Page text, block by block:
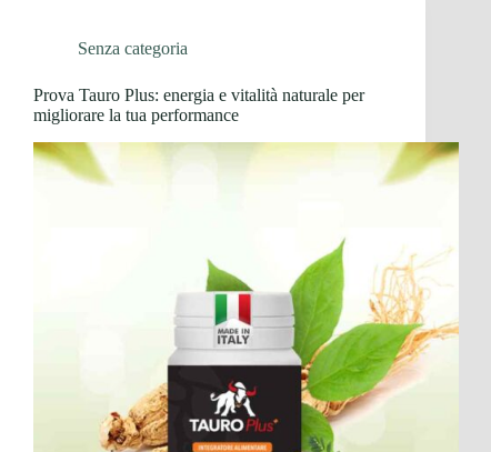
Senza categoria
Prova Tauro Plus: energia e vitalità naturale per
migliorare la tua performance